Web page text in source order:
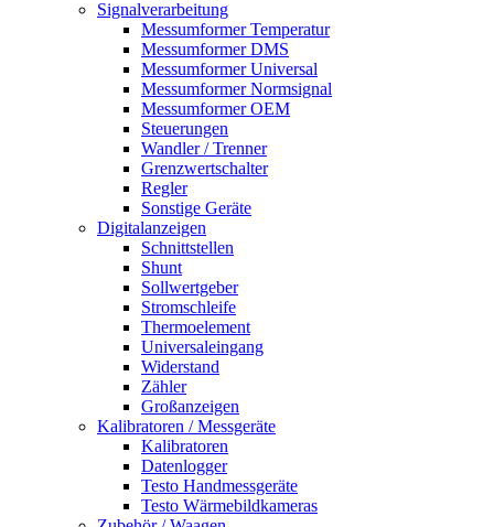
Signalverarbeitung
Messumformer Temperatur
Messumformer DMS
Messumformer Universal
Messumformer Normsignal
Messumformer OEM
Steuerungen
Wandler / Trenner
Grenzwertschalter
Regler
Sonstige Geräte
Digitalanzeigen
Schnittstellen
Shunt
Sollwertgeber
Stromschleife
Thermoelement
Universaleingang
Widerstand
Zähler
Großanzeigen
Kalibratoren / Messgeräte
Kalibratoren
Datenlogger
Testo Handmessgeräte
Testo Wärmebildkameras